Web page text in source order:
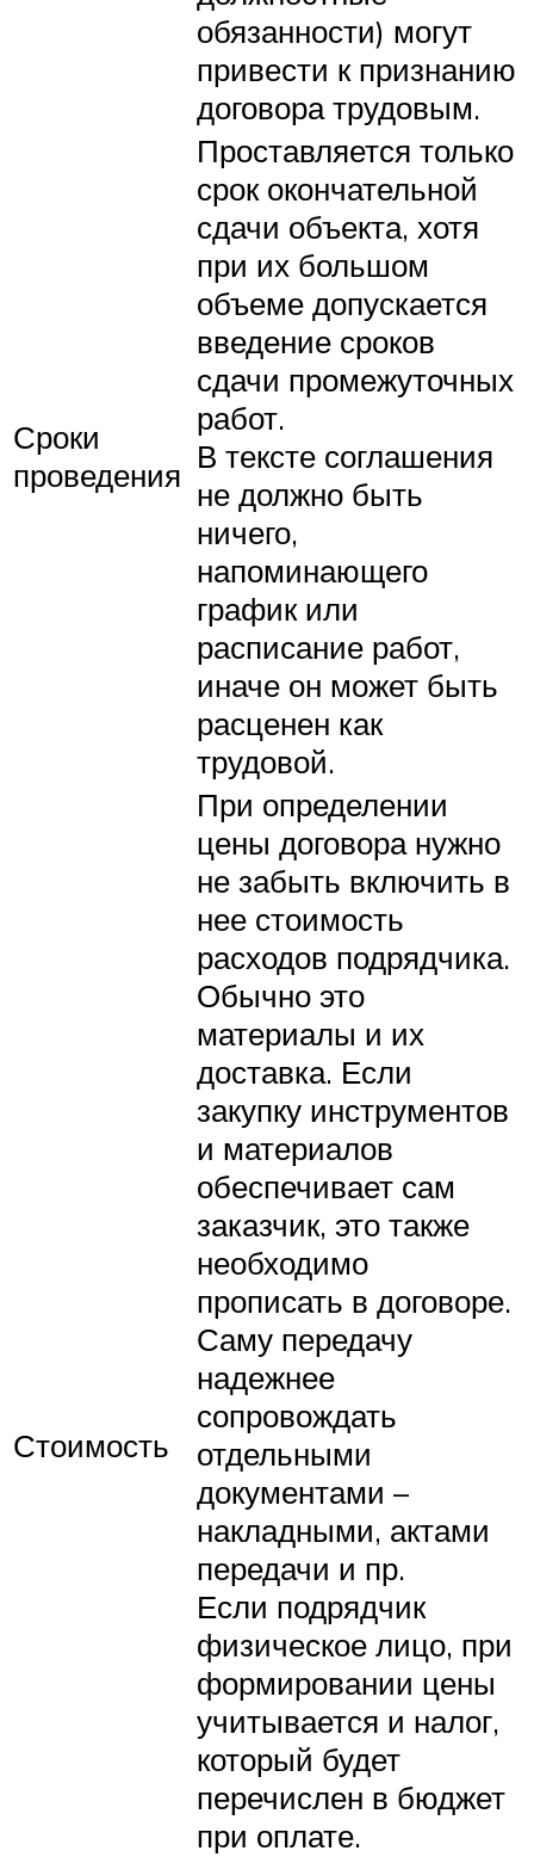
обязанности) могут
привести к признанию
договора трудовым.
Сроки
проведения
Проставляется только
срок окончательной
сдачи объекта, хотя
при их большом
объеме допускается
введение сроков
сдачи промежуточных
работ.
В тексте соглашения
не должно быть
ничего,
напоминающего
график или
расписание работ,
иначе он может быть
расценен как
трудовой.
Стоимость
При определении
цены договора нужно
не забыть включить в
нее стоимость
расходов подрядчика.
Обычно это
материалы и их
доставка. Если
закупку инструментов
и материалов
обеспечивает сам
заказчик, это также
необходимо
прописать в договоре.
Саму передачу
надежнее
сопровождать
отдельными
документами –
накладными, актами
передачи и пр.
Если подрядчик
физическое лицо, при
формировании цены
учитывается и налог,
который будет
перечислен в бюджет
при оплате.